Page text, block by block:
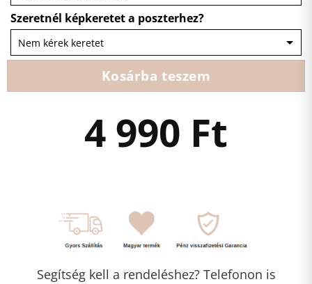
Szeretnél képkeretet a poszterhez?
Kosárba teszem
4 990 Ft
Segítség kell a rendeléshez? Telefonon is